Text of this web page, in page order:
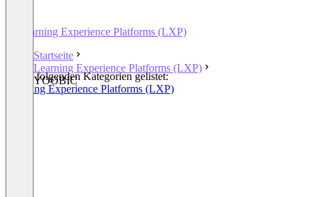
Learning Experience Platforms (LXP)
Startseite
Learning Experience Platforms (LXP)
YOOBIC
In den folgenden Kategorien gelistet:
Learning Experience Platforms (LXP)